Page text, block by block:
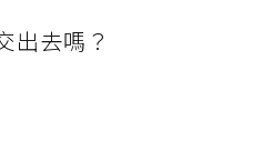
出去嗎？